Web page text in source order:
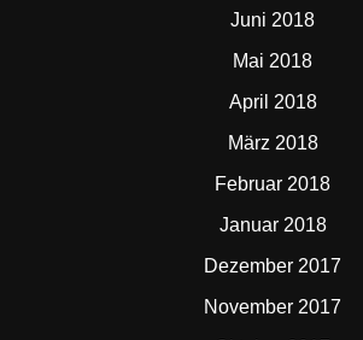
Juni 2018
Mai 2018
April 2018
März 2018
Februar 2018
Januar 2018
Dezember 2017
November 2017